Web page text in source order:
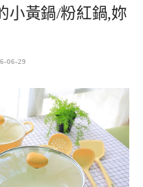
小黃鍋/粉紅鍋,妳
06-29